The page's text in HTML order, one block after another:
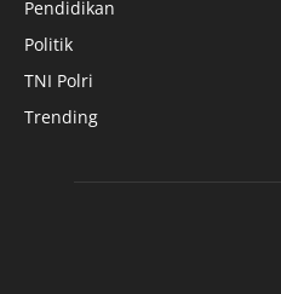
Pendidikan
Politik
TNI Polri
Trending